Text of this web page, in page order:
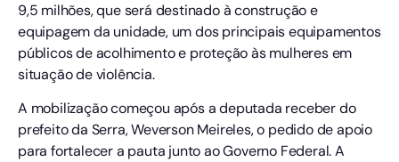
9,5 milhões, que será destinado à construção e
equipagem da unidade, um dos principais equipamentos
públicos de acolhimento e proteção às mulheres em
situação de violência.
A mobilização começou após a deputada receber do
prefeito da Serra, Weverson Meireles, o pedido de apoio
para fortalecer a pauta junto ao Governo Federal. A